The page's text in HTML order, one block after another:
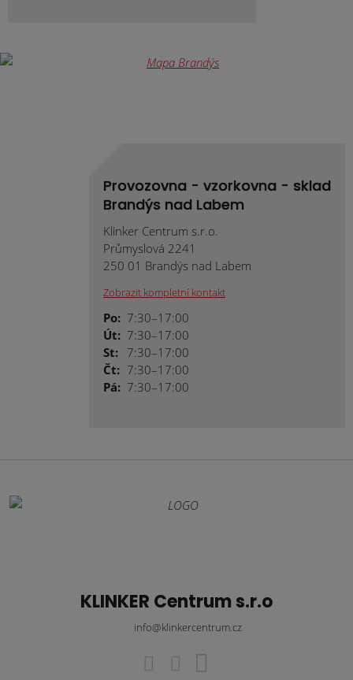
Provozovna - vzorkovna - sklad
Brandýs nad Labem
Klinker Centrum s.r.o.
Průmyslová 2241
250 01 Brandýs nad Labem
Zobrazit kompletní kontakt
Po: 7:30–17:00
Út: 7:30–17:00
St: 7:30–17:00
Čt: 7:30–17:00
Pá: 7:30–17:00
KLINKER Centrum s.r.o
info@klinkercentrum.cz